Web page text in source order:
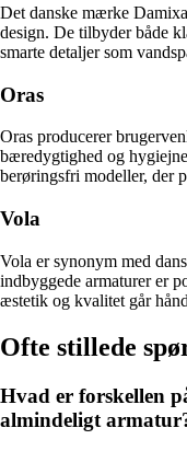
Det danske mærke
design. De tilbyder både
smarte detaljer som
Oras
Oras producerer
bæredygtighed og
berøringsfri modeller, der
Vola
Vola er synonym med
indbyggede armaturer er
æstetik og kvalitet går
Ofte stillede
Hvad er forskellen
almindeligt